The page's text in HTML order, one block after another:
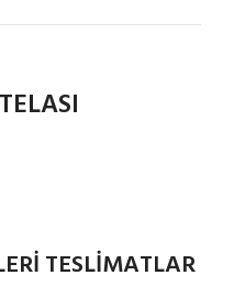
TESLİMATLAR